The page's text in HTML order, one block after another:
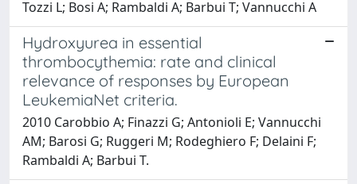
Tozzi L; Bosi A; Rambaldi A; Barbui T; Vannucchi A
Hydroxyurea in essential
thrombocythemia: rate and clinical
relevance of responses by European
LeukemiaNet criteria.
2010 Carobbio A; Finazzi G; Antonioli E; Vannucchi
AM; Barosi G; Ruggeri M; Rodeghiero F; Delaini F;
Rambaldi A; Barbui T.